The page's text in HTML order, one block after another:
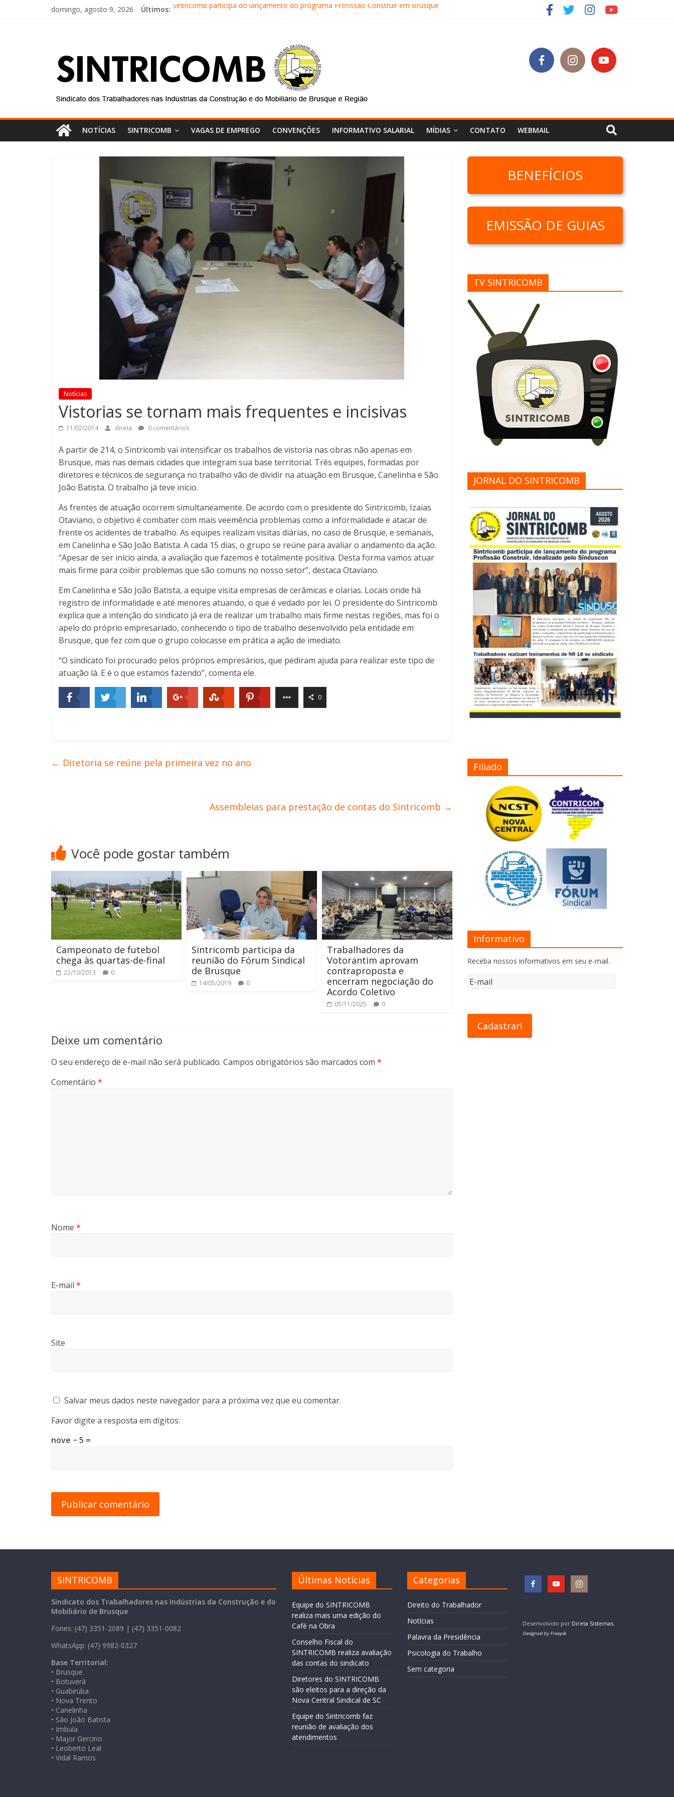
domingo, agosto 9, 2026 Últimos: Sintricomb participa do lançamento do programa Profissão Construir em Brusque
Diretores do SINTRICOMB são eleitos para a direção da Nova Central Sindical de SC
Equipe do Sintricomb faz reunião de avaliação dos atendimentos
NOTÍCIAS SINTRICOMB VAGAS DE EMPREGO CONVENÇÕES INFORMATIVO SALARIAL MÍDIAS CONTATO WEBMAIL
Notícias
Vistorias se tornam mais frequentes e incisivas
11/02/2014 direta 0 comentários
A partir de 214, o Sintricomb vai intensificar os trabalhos de vistoria nas obras não apenas em
Brusque, mas nas demais cidades que integram sua base territorial. Três equipes, formadas por
diretores e técnicos de segurança no trabalho vão de dividir na atuação em Brusque, Canelinha e São
João Batista. O trabalho já teve início.
As frentes de atuação ocorrem simultaneamente. De acordo com o presidente do Sintricomb, Izaias
Otaviano, o objetivo é combater com mais veemência problemas como a informalidade e atacar de
frente os acidentes de trabalho. As equipes realizam visitas diárias, no caso de Brusque, e semanais,
em Canelinha e São João Batista. A cada 15 dias, o grupo se reúne para avaliar o andamento da ação.
“Apesar de ser início ainda, a avaliação que fazemos é totalmente positiva. Desta forma vamos atuar
mais firme para coibir problemas que são comuns no nosso setor”, destaca Otaviano.
Em Canelinha e São João Batista, a equipe visita empresas de cerâmicas e olarias. Locais onde há
registro de informalidade e até menores atuando, o que é vedado por lei. O presidente do Sintricomb
explica que a intenção do sindicato já era de realizar um trabalho mais firme nestas regiões, mas foi o
apelo do próprio empresariado, conhecendo o tipo de trabalho desenvolvido pela entidade em
Brusque, que fez com que o grupo colocasse em prática a ação de imediato.
“O sindicato foi procurado pelos próprios empresários, que pediram ajuda para realizar este tipo de
atuação lá. E é o que estamos fazendo”, comenta ele.
0
← Diretoria se reúne pela primeira vez no ano
Assembleias para prestação de contas do Sintricomb →
Você pode gostar também
Campeonato de futebol
chega às quartas-de-final
22/10/2013 0
Sintricomb participa da
reunião do Fórum Sindical
de Brusque
14/05/2019 0
Trabalhadores da
Votorantim aprovam
contraproposta e
encerram negociação do
Acordo Coletivo
05/11/2025 0
Deixe um comentário
O seu endereço de e-mail não será publicado. Campos obrigatórios são marcados com *
Comentário *
Nome *
E-mail *
Site
Salvar meus dados neste navegador para a próxima vez que eu comentar.
Favor digite a resposta em dígitos:
nove − 5 =
BENEFÍCIOS
EMISSÃO DE GUIAS
TV SINTRICOMB
JORNAL DO SINTRICOMB
Filiado
Informativo
Receba nossos informativos em seu e-mail.
SINTRICOMB
Sindicato dos Trabalhadores nas Indústrias da Construção e do
Mobiliário de Brusque
Fones: (47) 3351-2089 | (47) 3351-0082
WhatsApp: (47) 9982-0327
Base Territorial:
• Brusque
• Botuverá
• Guabiruba
• Nova Trento
• Canelinha
• São João Batista
• Imbuía
• Major Gercino
• Leoberto Leal
• Vidal Ramos
Últimas Notícias
Equipe do SINTRICOMB
realiza mais uma edição do
Café na Obra
Conselho Fiscal do
SINTRICOMB realiza avaliação
das contas do sindicato
Diretores do SINTRICOMB
são eleitos para a direção da
Nova Central Sindical de SC
Equipe do Sintricomb faz
reunião de avaliação dos
atendimentos
Categorias
Direito do Trabalhador
Notícias
Palavra da Presidência
Psicologia do Trabalho
Sem categoria
Desenvolvido por Direta Sistemas
Designed by Freepik